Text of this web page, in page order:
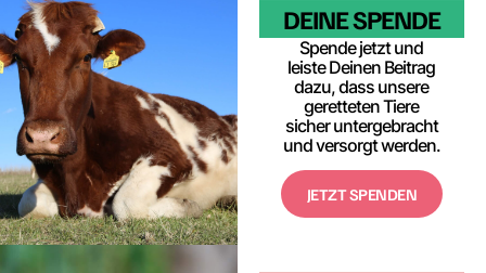
DEINE SPENDE
Spende jetzt und
leiste Deinen Beitrag
dazu, dass unsere
geretteten Tiere
sicher untergebracht
und versorgt werden.
JETZT SPENDEN